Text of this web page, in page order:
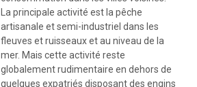
La principale activité est la pêche
artisanale et semi-industriel dans les
fleuves et ruisseaux et au niveau de la
mer. Mais cette activité reste
globalement rudimentaire en dehors de
quelques expatriés disposant des engins